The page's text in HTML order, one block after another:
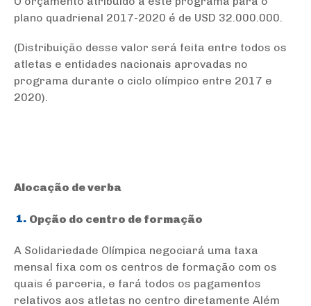
plano quadrienal 2017-2020 é de USD 32.000.000.
(Distribuição desse valor será feita entre todos os
atletas e entidades nacionais aprovadas no
programa durante o ciclo olímpico entre 2017 e
2020).
Alocação de verba
Opção do centro de formação
A Solidariedade Olímpica negociará uma taxa
mensal fixa com os centros de formação com os
quais é parceria, e fará todos os pagamentos
relativos aos atletas no centro diretamente Além